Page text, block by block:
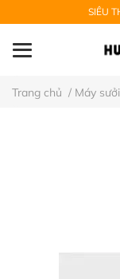
SIÊU
Trang chủ / Máy sưởi